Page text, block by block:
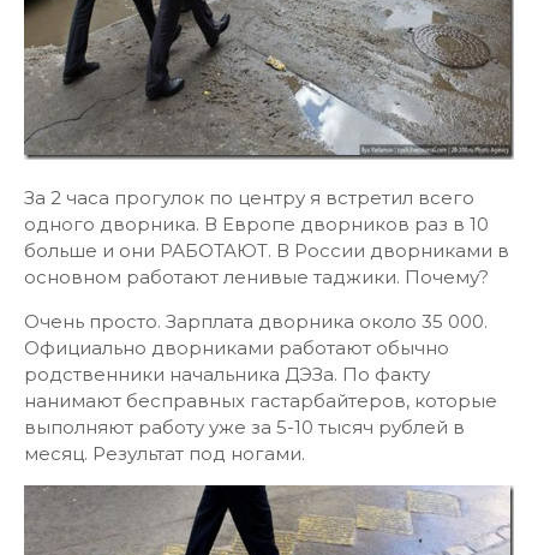
За 2 часа прогулок по центру я встретил всего
одного дворника. В Европе дворников раз в 10
больше и они РАБОТАЮТ. В России дворниками в
основном работают ленивые таджики. Почему?
Очень просто. Зарплата дворника около 35 000.
Официально дворниками работают обычно
родственники начальника ДЭЗа. По факту
нанимают бесправных гастарбайтеров, которые
выполняют работу уже за 5-10 тысяч рублей в
месяц. Результат под ногами.